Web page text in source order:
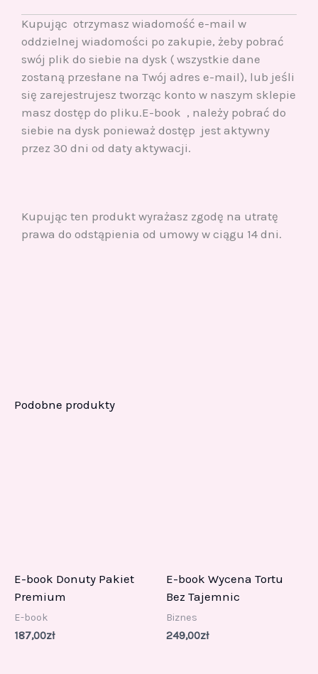
Kupując otrzymasz wiadomość e-mail w
oddzielnej wiadomości po zakupie, żeby pobrać
swój plik do siebie na dysk ( wszystkie dane
zostaną przesłane na Twój adres e-mail), lub jeśli
się zarejestrujesz tworząc konto w naszym sklepie
masz dostęp do pliku.E-book , należy pobrać do
siebie na dysk ponieważ dostęp jest aktywny
przez 30 dni od daty aktywacji.
Kupując ten produkt wyrażasz zgodę na utratę
prawa do odstąpienia od umowy w ciągu 14 dni.
Podobne produkty
E-book Donuty Pakiet
Premium
E-book
187,00zł
E-book Wycena Tortu
Bez Tajemnic
Biznes
249,00zł